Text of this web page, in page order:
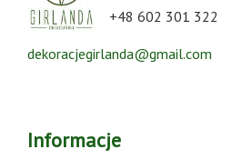
+48 602 301 322
dekoracjegirlanda@gmail.com
Informacje